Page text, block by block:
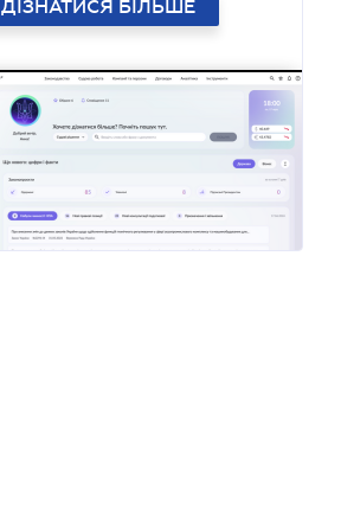
ДІЗНАТИСЯ БІЛЬШЕ